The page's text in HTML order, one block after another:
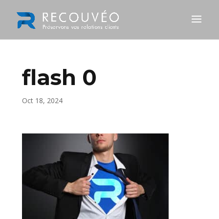
flash 0
Oct 18, 2024